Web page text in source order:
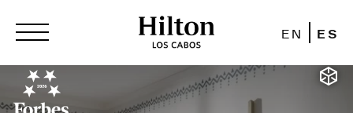
EN ES